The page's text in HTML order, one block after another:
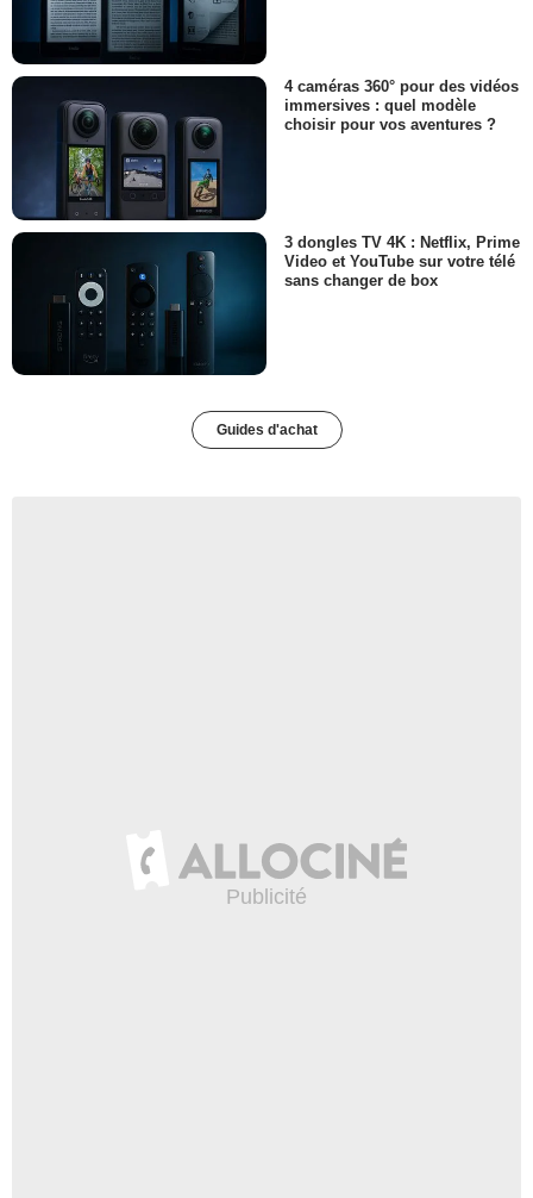
4 caméras 360° pour des vidéos
immersives : quel modèle
choisir pour vos aventures ?
3 dongles TV 4K : Netflix, Prime
Video et YouTube sur votre télé
sans changer de box
Guides d'achat